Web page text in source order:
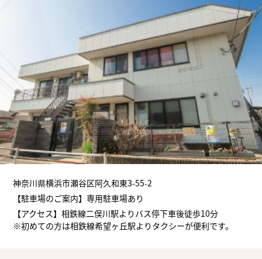
神奈川県横浜市瀬谷区阿久和東3-55-2
【駐車場のご案内】専用駐車場あり
【アクセス】相鉄線二俣川駅よりバス停下車後徒歩10分
※初めての方は相鉄線希望ヶ丘駅よりタクシーが便利です。